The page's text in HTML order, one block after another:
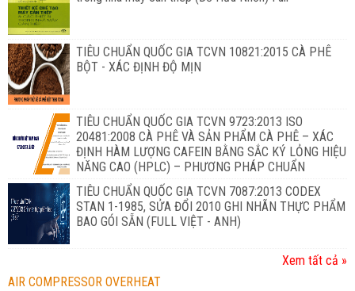
TIÊU CHUẨN QUỐC GIA TCVN 10821:2015 CÀ PHÊ
BỘT - XÁC ĐỊNH ĐỘ MỊN
TIÊU CHUẨN QUỐC GIA TCVN 9723:2013 ISO
20481:2008 CÀ PHÊ VÀ SẢN PHẨM CÀ PHÊ – XÁC
ĐỊNH HÀM LƯỢNG CAFEIN BẰNG SẮC KÝ LỎNG HIỆU
NĂNG CAO (HPLC) – PHƯƠNG PHÁP CHUẨN
TIÊU CHUẨN QUỐC GIA TCVN 7087:2013 CODEX
STAN 1-1985, SỬA ĐỔI 2010 GHI NHÃN THỰC PHẨM
BAO GÓI SẴN (FULL VIỆT - ANH)
Xem tất cả »
AIR COMPRESSOR OVERHEAT